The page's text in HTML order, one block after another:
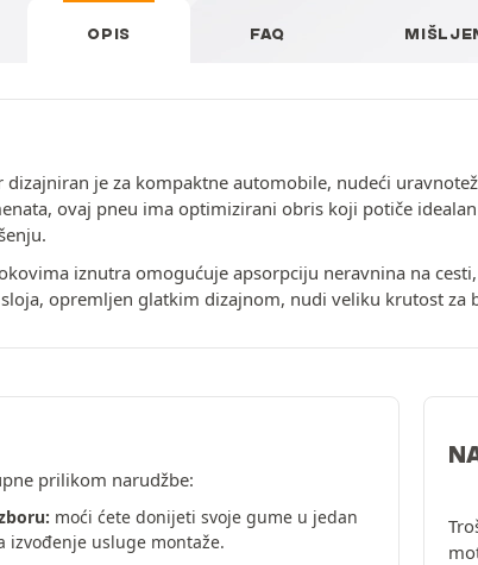
OPIS FAQ
dizajniran je za kompaktne automobile, nudeći
ovaj pneu ima optimizirani obris koji potiče
iznutra omogućuje apsorpciju neravnina na
opremljen glatkim dizajnom, nudi veliku krutost
prilikom narudžbe:
moći ćete donijeti svoje gume u jedan
izvođenje usluge montaže.